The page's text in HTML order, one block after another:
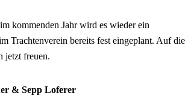
kommenden Jahr wird es wieder ein
Trachtenverein bereits fest eingeplant. Auf die
jetzt freuen.
& Sepp Loferer